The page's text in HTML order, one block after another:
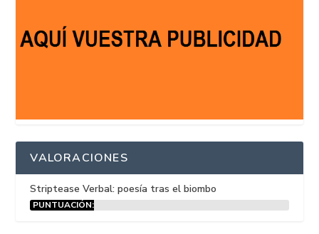
VALORACIONES
Striptease Verbal: poesía tras el biombo
PUNTUACIÓN: